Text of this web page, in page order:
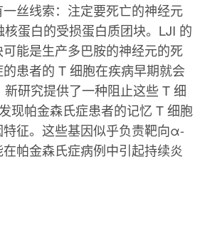
丝线索：注定要死亡的神经元
蛋白的受损蛋白质团块。LJI 的
能是生产多巴胺的神经元的死
患者的 T 细胞在疾病早期就会
研究提供了一种阻止这些 T 细
现帕金森氏症患者的记忆 T 细胞
征。这些基因似乎负责靶向α-
帕金森氏症病例中引起持续炎